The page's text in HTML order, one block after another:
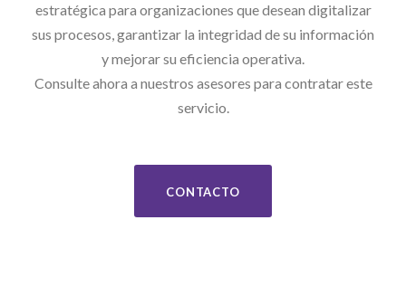
estratégica para organizaciones que desean digitalizar
sus procesos, garantizar la integridad de su información
y mejorar su eficiencia operativa.
Consulte ahora a nuestros asesores para contratar este
servicio.
CONTACTO